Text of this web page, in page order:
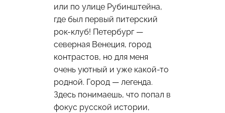
или по улице Рубинштейна,
где был первый питерский
рок-клуб! Петербург —
северная Венеция, город
контрастов, но для меня
очень уютный и уже какой-то
родной. Город — легенда.
Здесь понимаешь, что попал в
фокус русской истории,